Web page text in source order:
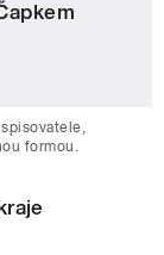
formou.